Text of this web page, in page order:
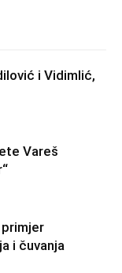
i Vidimlić,
Vareš
i čuvanja